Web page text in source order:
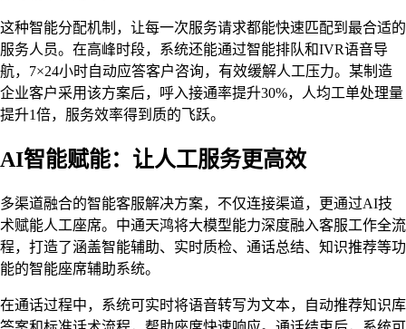
这种智能分配机制，让每一次服务请求都能快速匹配到最合适的
服务人员。在高峰时段，系统还能通过智能排队和IVR语音导
航，7×24小时自动应答客户咨询，有效缓解人工压力。某制造
企业客户采用该方案后，呼入接通率提升30%，人均工单处理量
提升1倍，服务效率得到质的飞跃。
AI智能赋能：让人工服务更高效
多渠道融合的智能客服解决方案，不仅连接渠道，更通过AI技
术赋能人工座席。中通天鸿将大模型能力深度融入客服工作全流
程，打造了涵盖智能辅助、实时质检、通话总结、知识推荐等功
能的智能座席辅助系统。
在通话过程中，系统可实时将语音转写为文本，自动推荐知识库